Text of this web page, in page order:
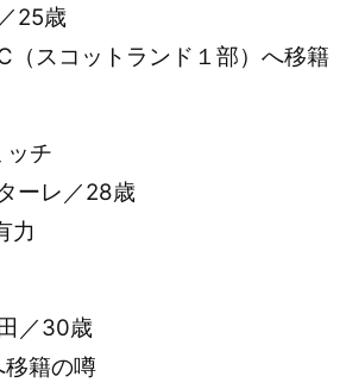
25歳
スコットランド１部）へ移籍
チ
ーレ／28歳
力
／30歳
籍の噂